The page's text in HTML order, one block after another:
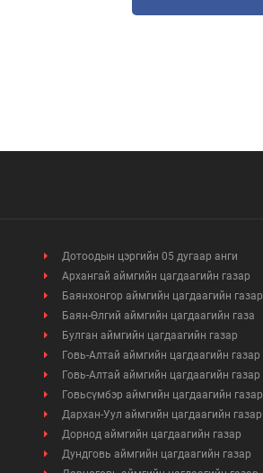
Дотоодын цэргийн 05 дугаар анги
Архангай аймгийн цагдаагийн газар
Баянхонгор аймгийн цагдаагийн газар
Баян-Өлгий аймгийн цагдаагийн газа
Булган аймгийн цагдаагийн газар
Говь-Алтай аймгийн цагдаагийн газар
Говь-Алтай аймгийн цагдаагийн газар
Говьсүмбэр аймгийн цагдаагийн газар
Дархан-Уул аймгийн цагдаагийн газар
Дорнод аймгийн цагдаагийн газар
Дундговь аймгийн цагдаагийн газар